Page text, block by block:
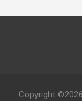
Copyright ©2026